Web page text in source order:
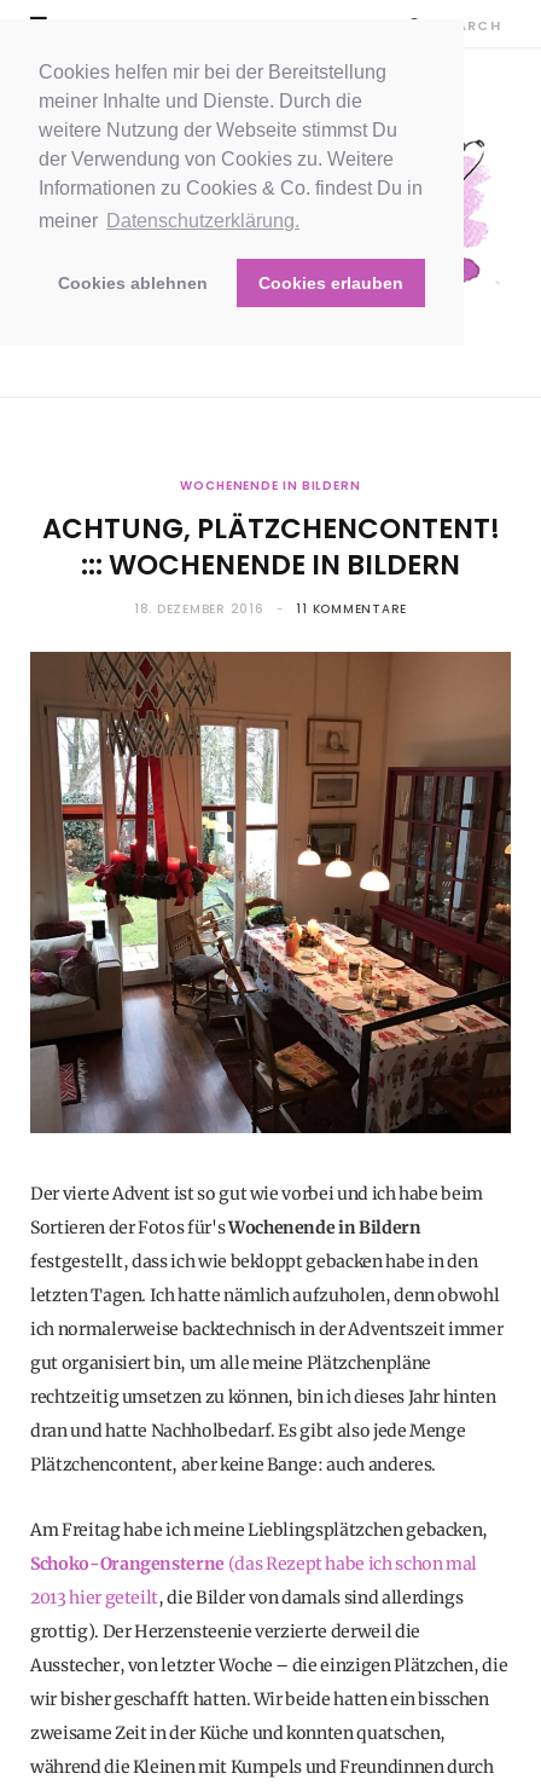
Cookies helfen mir bei der Bereitstellung
meiner Inhalte und Dienste. Durch die
weitere Nutzung der Webseite stimmst Du
der Verwendung von Cookies zu. Weitere
Informationen zu Cookies & Co. findest Du in
meiner Datenschutzerklärung.
Cookies ablehnen Cookies erlauben
WOCHENENDE IN BILDERN
ACHTUNG, PLÄTZCHENCONTENT!
::: WOCHENENDE IN BILDERN
18. DEZEMBER 2016 11 KOMMENTARE
Der vierte Advent ist so gut wie vorbei und ich habe beim
Sortieren der Fotos für'sWochenende in Bildern
festgestellt, dass ich wie bekloppt gebacken habe in den
letzten Tagen. Ich hatte nämlich aufzuholen, denn obwohl
ich normalerweise backtechnisch in der Adventszeit immer
gut organisiert bin, um alle meine Plätzchenpläne
rechtzeitig umsetzen zu können, bin ich dieses Jahr hinten
dran und hatte Nachholbedarf. Es gibt also jede Menge
Plätzchencontent, aber keine Bange: auch anderes.
Am Freitag habe ich meine Lieblingsplätzchen gebacken,
Schoko-Orangensterne (das Rezept habe ich schon mal
2013 hier geteilt, die Bilder von damals sind allerdings
grottig). Der Herzensteenie verzierte derweil die
Ausstecher, von letzter Woche – die einzigen Plätzchen, die
wir bisher geschafft hatten. Wir beide hatten ein bisschen
zweisame Zeit in der Küche und konnten quatschen,
während die Kleinen mit Kumpels und Freundinnen durch